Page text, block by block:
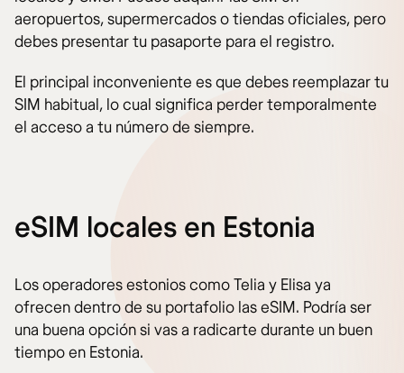
aeropuertos, supermercados o tiendas oficiales, pero
debes presentar tu pasaporte para el registro.
El principal inconveniente es que debes reemplazar tu
SIM habitual, lo cual significa perder temporalmente
el acceso a tu número de siempre.
eSIM locales en Estonia
Los operadores estonios como Telia y Elisa ya
ofrecen dentro de su portafolio las eSIM. Podría ser
una buena opción si vas a radicarte durante un buen
tiempo en Estonia.